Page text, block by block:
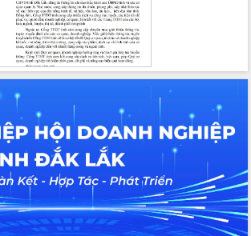
bộ ven
sửa chữa
đúng tiến độ
kết công tác
phương năm
liệt, đồng bộ
hiện hiệu quả
2025
có uy tín
và hôn